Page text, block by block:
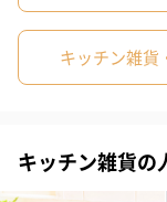
シーズンブーケ（ひま
ドライフラワー
キッチン雑貨
キッチン雑貨の